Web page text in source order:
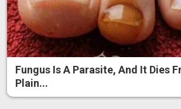
Fungus Is A Parasite, And It Dies
Plain...